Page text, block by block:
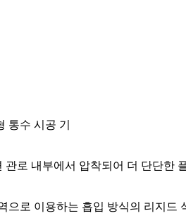
통수 시공 기
관로 내부에서 압착되어 더 단단한
으로 이용하는 흡입 방식의 리지드